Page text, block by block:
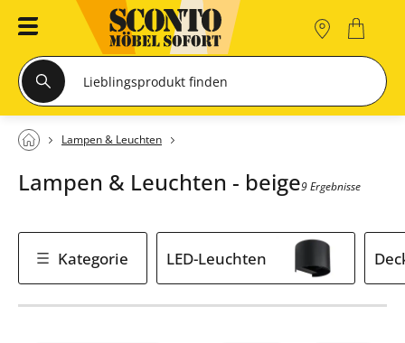
Lampen & Leuchten
Lampen & Leuchten - beige9 Ergebnisse
Kategorie LED-Leuchten